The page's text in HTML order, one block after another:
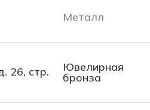
Металл
26, стр. Ювелирная
бронза